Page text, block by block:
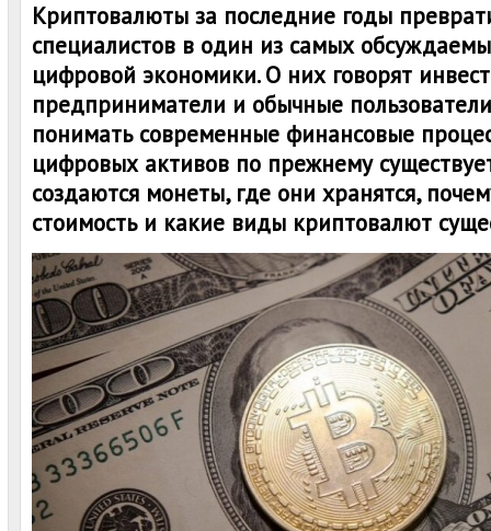
Криптовалюты за последние годы
специалистов в один из самых
цифровой экономики. О них говорят
предприниматели и обычные
понимать современные финансовые
цифровых активов по прежнему
создаются монеты, где они хранятся,
стоимость и какие виды криптовалют